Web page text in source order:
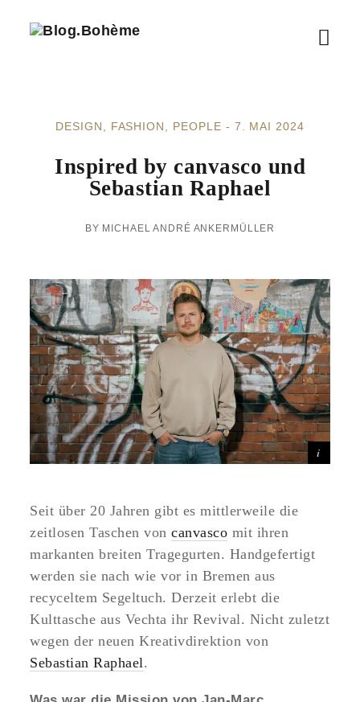
B
M
e
n
DESIGN FASHION PEOPLE 7. MAI 2024
Inspired by canvasco und
Sebastian Raphael
MICHAEL ANDRÉ ANKERMÜLLER
Seit über 20 Jahren gibt es mittlerweile die
zeitlosen Taschen voncanvasco mit ihren
markanten breiten Tragegurten. Handgefertigt
werden sie nach wie vor in Bremen aus
recyceltem Segeltuch. Derzeit erlebt die
Kulttasche aus Vechta ihr Revival. Nicht zuletzt
wegen der neuen Kreativdirektion von
Sebastian Raphael.